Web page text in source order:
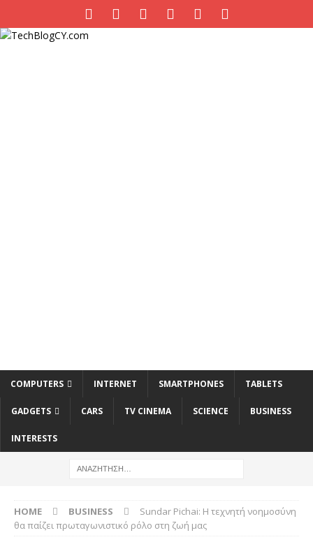
COMPUTERS INTERNET SMARTPHONES TABLETS
GADGETS CARS TV CINEMA SCIENCE BUSINESS
INTERESTS
HOME BUSINESS
Sundar Pichai: Η τεχνητή νοημοσύνη
θα παίζει πρωταγωνιστικό ρόλο στη ζωή μας